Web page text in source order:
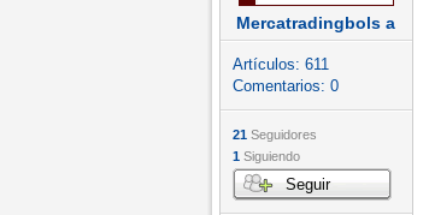
Mercatradingbols a
Artículos: 611
Comentarios: 0
21 Seguidores
1 Siguiendo
Seguir